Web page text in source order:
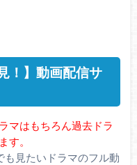
！】動画配信サ
マはもちろん過去ドラ
す。
も見たいドラマのフル動